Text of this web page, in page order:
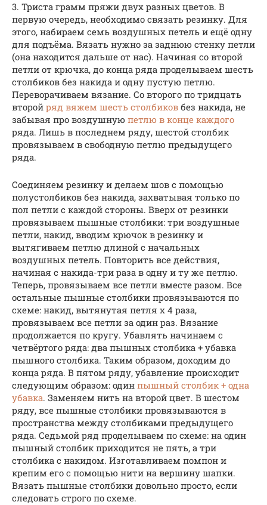
3. Триста грамм пряжи двух разных цветов. В
первую очередь, необходимо связать резинку. Для
этого, набираем семь воздушных петель и ещё одну
для подъёма. Вязать нужно за заднюю стенку петли
(она находится дальше от нас). Начиная со второй
петли от крючка, до конца ряда проделываем шесть
столбиков без накида и одну пустую петлю.
Переворачиваем вязание. Со второго по тридцать
второй ряд вяжем шесть столбиков без накида, не
забывая про воздушную петлю в конце каждого
ряда. Лишь в последнем ряду, шестой столбик
провязываем в свободную петлю предыдущего
ряда.
Соединяем резинку и делаем шов с помощью
полустолбиков без накида, захватывая только по
пол петли с каждой стороны. Вверх от резинки
провязываем пышные столбики: три воздушные
петли, накид, вводим крючок в резинку и
вытягиваем петлю длиной с начальных
воздушных петель. Повторить все действия,
начиная с накида-три раза в одну и ту же петлю.
Теперь, провязываем все петли вместе разом. Все
остальные пышные столбики провязываются по
схеме: накид, вытянутая петля х 4 раза,
провязываем все петли за один раз. Вязание
продолжается по кругу. Убавлять начинаем с
четвёртого ряда: два пышных столбика + убавка
пышного столбика. Таким образом, доходим до
конца ряда. В пятом ряду, убавление происходит
следующим образом: один пышный столбик + одна
убавка. Заменяем нить на второй цвет. В шестом
ряду, все пышные столбики провязываются в
пространства между столбиками предыдущего
ряда. Седьмой ряд проделываем по схеме: на один
пышный столбик приходится не пять, а три
столбика с накидом. Изготавливаем помпон и
крепим его с помощью нити на вершину шапки.
Вязать пышные столбики довольно просто, если
следовать строго по схеме.